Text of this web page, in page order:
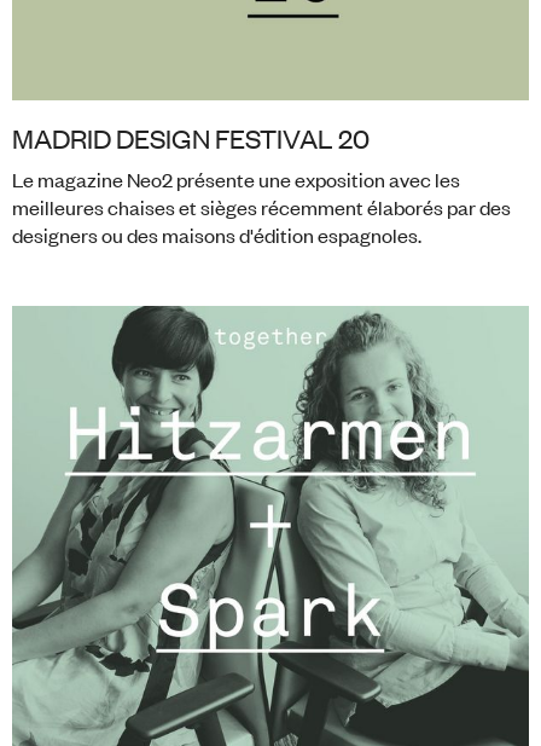
MADRID DESIGN FESTIVAL 20
Le magazine Neo2 présente une exposition avec les
meilleures chaises et sièges récemment élaborés par des
designers ou des maisons d'édition espagnoles.